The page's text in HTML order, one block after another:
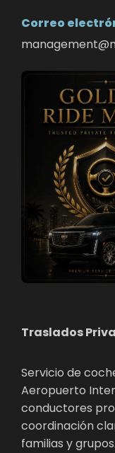
Correo
Traslados
Servicio de
Aeropuerto
conductores
coordinación
familias y grupos.